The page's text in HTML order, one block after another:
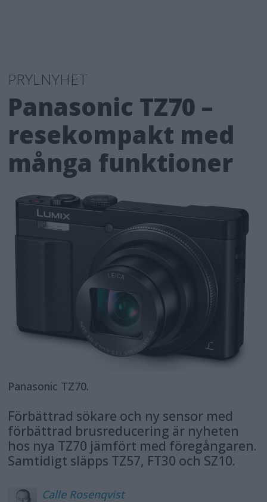
PRYLNYHET
Panasonic TZ70 –
resekompakt med
många funktioner
Panasonic TZ70.
Förbättrad sökare och ny sensor med
förbättrad brusreducering är nyheten
hos nya TZ70 jämfört med föregångaren.
Samtidigt släpps TZ57, FT30 och SZ10.
Calle Rosenqvist